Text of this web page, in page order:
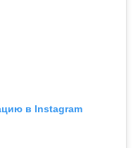
в Instagram